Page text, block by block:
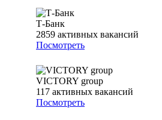
Т-Банк
2859 активных вакансий
Посмотреть
VICTORY group
117 активных вакансий
Посмотреть